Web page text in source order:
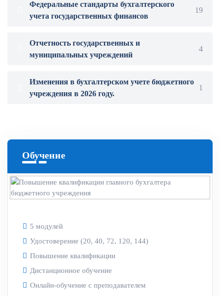
Федеральные стандарты бухгалтерского
учета государственных финансов
19
Отчетность государственных и
муниципальных учреждений
4
Изменения в бухгалтерском учете бюджетного
учреждения в 2026 году.
1
Обучение
5 модулей
Удостоверение (20, 40, 72, 120, 144)
Повышение квалификации
Дистанционное обучение
Онлайн-обучение с преподавателем